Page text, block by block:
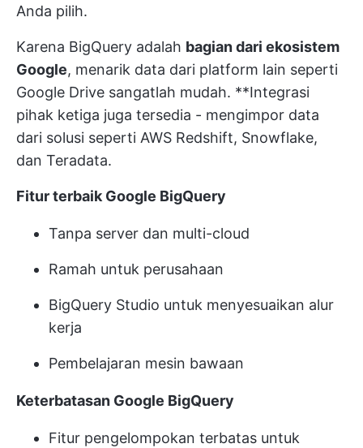
Anda pilih.
Karena BigQuery adalah bagian dari ekosistem
Google, menarik data dari platform lain seperti
Google Drive sangatlah mudah. **Integrasi
pihak ketiga juga tersedia - mengimpor data
dari solusi seperti AWS Redshift, Snowflake,
dan Teradata.
Fitur terbaik Google BigQuery
Tanpa server dan multi-cloud
Ramah untuk perusahaan
BigQuery Studio untuk menyesuaikan alur
kerja
Pembelajaran mesin bawaan
Keterbatasan Google BigQuery
Fitur pengelompokan terbatas untuk